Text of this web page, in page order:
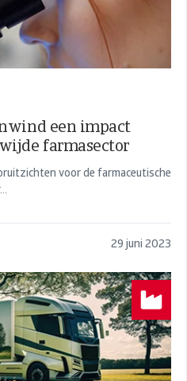
een impact
farmasector
voor de farmaceutische
29 juni 2023